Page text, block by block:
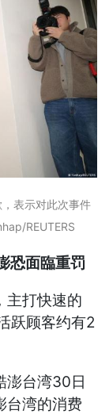
表示对此次事件
REUTERS
恐面臨重罚
主打快速的
跃顾客约有2
澎台湾30日
台湾的消费